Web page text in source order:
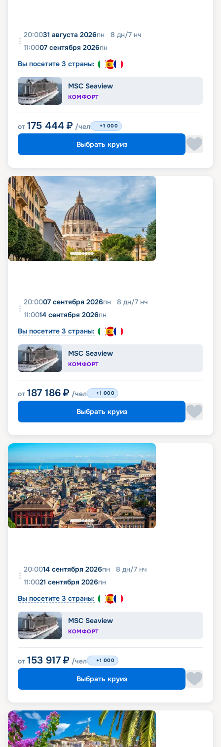
20:0031 августа 2026пн 8 дн/7 нч
11:0007 сентября 2026пн
Вы посетите 3 страны:
MSC Seaview
КОМФОРТ
от 175 444 ₽ /чел +1 000
Выбрать круиз
20:0007 сентября 2026пн 8 дн/7 нч
11:0014 сентября 2026пн
Вы посетите 3 страны:
MSC Seaview
КОМФОРТ
от 187 186 ₽ /чел +1 000
Выбрать круиз
20:0014 сентября 2026пн 8 дн/7 нч
11:0021 сентября 2026пн
Вы посетите 3 страны:
MSC Seaview
КОМФОРТ
от 153 917 ₽ /чел +1 000
Выбрать круиз